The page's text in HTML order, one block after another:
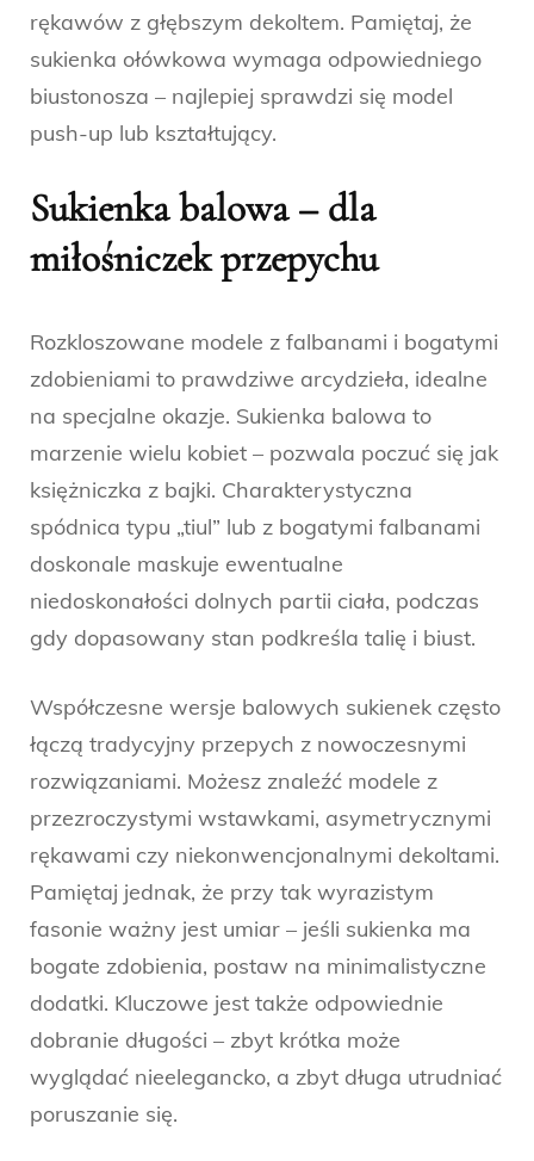
rękawów z głębszym dekoltem. Pamiętaj, że
sukienka ołówkowa wymaga odpowiedniego
biustonosza – najlepiej sprawdzi się model
push-up lub kształtujący.
Sukienka balowa – dla
miłośniczek przepychu
Rozkloszowane modele z falbanami i bogatymi
zdobieniami to prawdziwe arcydzieła, idealne
na specjalne okazje. Sukienka balowa to
marzenie wielu kobiet – pozwala poczuć się jak
księżniczka z bajki. Charakterystyczna
spódnica typu „tiul” lub z bogatymi falbanami
doskonale maskuje ewentualne
niedoskonałości dolnych partii ciała, podczas
gdy dopasowany stan podkreśla talię i biust.
Współczesne wersje balowych sukienek często
łączą tradycyjny przepych z nowoczesnymi
rozwiązaniami. Możesz znaleźć modele z
przezroczystymi wstawkami, asymetrycznymi
rękawami czy niekonwencjonalnymi dekoltami.
Pamiętaj jednak, że przy tak wyrazistym
fasonie ważny jest umiar – jeśli sukienka ma
bogate zdobienia, postaw na minimalistyczne
dodatki. Kluczowe jest także odpowiednie
dobranie długości – zbyt krótka może
wyglądać nieelegancko, a zbyt długa utrudniać
poruszanie się.